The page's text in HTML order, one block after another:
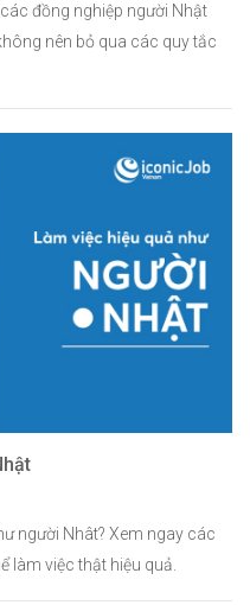
đồng nghiệp người Nhật
nên bỏ qua các quy tắc
người Nhât? Xem ngay các
làm việc thật hiệu quả.